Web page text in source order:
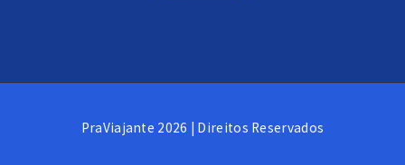
PraViajante 2026 | Direitos Reservados